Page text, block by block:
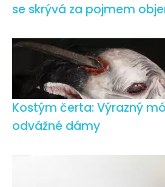
se skrývá za pojmem
Kostým čerta: Výrazný
odvážné dámy